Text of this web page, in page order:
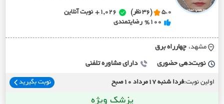
5.0 (36 نظر) 1,026+
نوبت آنلاین
%100 رضایتمندی
مشهد، چهارراه برق
نوبت‌دهی حضوری دارای مشاوره تلفنی
اولین نوبت:فردا شنبه 17مرداد 10صبح نوبت بگیرید
پزشک ویژه